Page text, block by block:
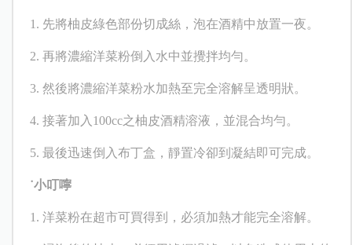
1. 先將柚皮綠色部份切成絲，泡在酒精中放置一夜。
2. 再將濃縮洋菜粉倒入水中並攪拌均勻。
3. 然後將濃縮洋菜粉水加熱至完全溶解呈透明狀。
4. 接著加入 100cc之柚皮酒精溶液，並混合均勻。
5. 最後迅速倒入布丁盒，靜置冷卻到凝結即可完成。
˙小叮嚀
1. 洋菜粉在超市可買得到，必須加熱才能完全溶解。